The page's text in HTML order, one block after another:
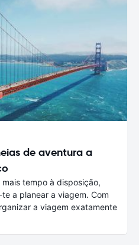
de aventura a
tempo à disposição,
a planear a viagem. Com
a viagem exatamente